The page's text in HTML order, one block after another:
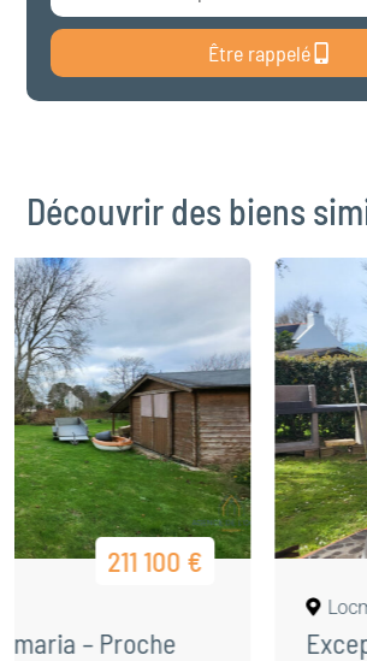
Être rappelé
Découvrir des biens
Exceptionnelle maison